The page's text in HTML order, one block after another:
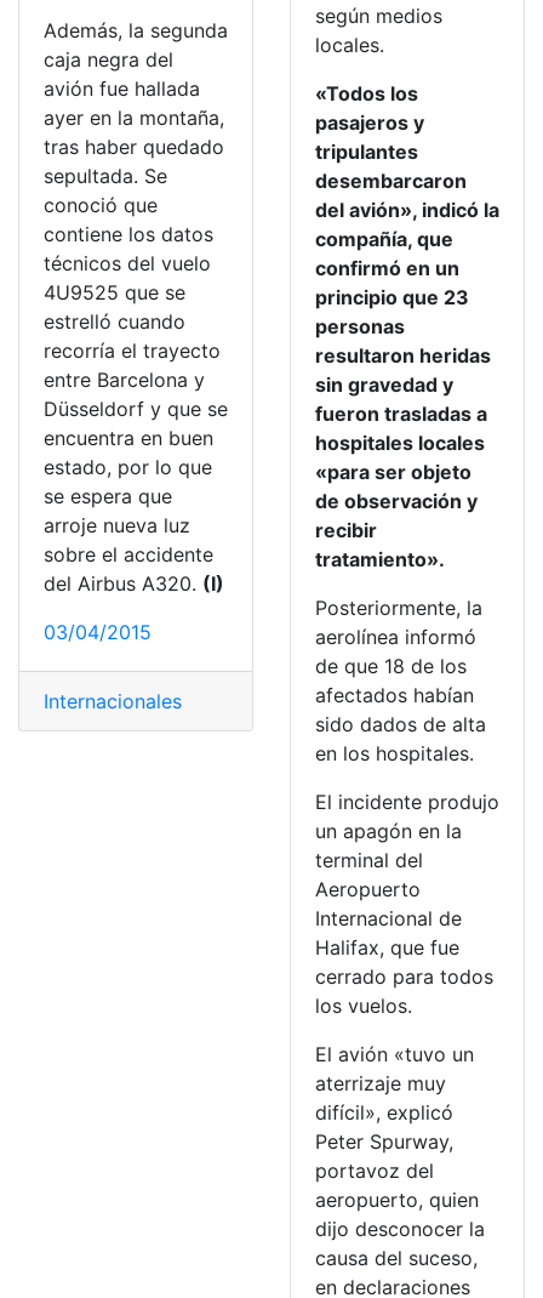
Además, la segunda
caja negra del
avión fue hallada
ayer en la montaña,
tras haber quedado
sepultada. Se
conoció que
contiene los datos
técnicos del vuelo
4U9525 que se
estrelló cuando
recorría el trayecto
entre Barcelona y
Düsseldorf y que se
encuentra en buen
estado, por lo que
se espera que
arroje nueva luz
sobre el accidente
del Airbus A320. (I)
03/04/2015
Internacionales
según medios
locales.
«Todos los
pasajeros y
tripulantes
desembarcaron
del avión», indicó la
compañía, que
confirmó en un
principio que 23
personas
resultaron heridas
sin gravedad y
fueron trasladas a
hospitales locales
«para ser objeto
de observación y
recibir
tratamiento».
Posteriormente, la
aerolínea informó
de que 18 de los
afectados habían
sido dados de alta
en los hospitales.
El incidente produjo
un apagón en la
terminal del
Aeropuerto
Internacional de
Halifax, que fue
cerrado para todos
los vuelos.
El avión «tuvo un
aterrizaje muy
difícil», explicó
Peter Spurway,
portavoz del
aeropuerto, quien
dijo desconocer la
causa del suceso,
en declaraciones